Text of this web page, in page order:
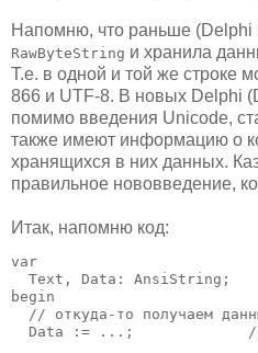
Напомню, что раньше (Delphi
RawByteString и хранила
Т.е. в одной и той же строке
866 и UTF-8. В новых Delphi
помимо введения Unicode,
также имеют информацию о
хранящихся в них данных.
правильное нововведение,
Итак, напомню код:
var
  Text, Data: AnsiString;
begin
// откуда-то получаем
Data := ...;